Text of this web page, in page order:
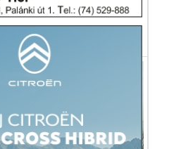
várakozás ideje.
várólista